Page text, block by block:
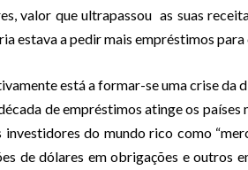
valor que ultrapassou as suas
estava a pedir mais empréstimos
está a formar-se uma crise da
de empréstimos atinge os países
investidores do mundo rico como
de dólares em obrigações e outros